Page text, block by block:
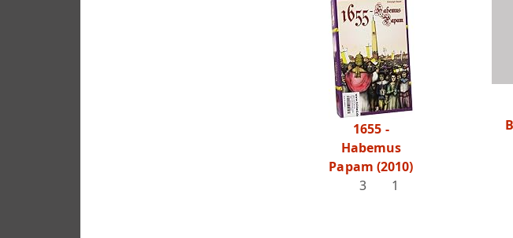
1655 -
Habemus
Papam (2010)
3
1